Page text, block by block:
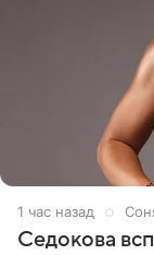
1 час назад
Седокова